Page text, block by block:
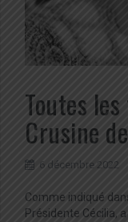
Toutes
Crusine
6 décembre 2022
Comme indiqué
Présidente Cécilia,